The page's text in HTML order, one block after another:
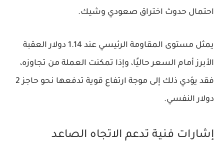
احتمال حدوث اختراق صعودي وشيك.
يمثل مستوى المقاومة الرئيسي عند 1.14 دولار
العقبة
الأبرز أمام السعر حاليًا، وإذا تمكنت العملة من تجاوزه،
فقد يؤدي ذلك إلى موجة ارتفاع قوية تدفعها نحو حاجز2
دولار النفسي.
إشارات فنية تدعم الاتجاه الصاعد